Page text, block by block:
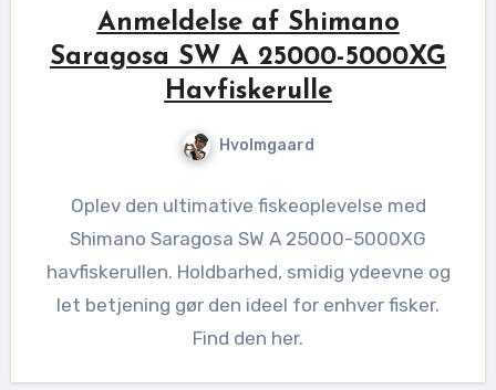
Anmeldelse af Shimano
Saragosa SW A 25000-5000XG
Havfiskerulle
Hvolmgaard
Oplev den ultimative fiskeoplevelse med
Shimano Saragosa SW A 25000-5000XG
havfiskerullen. Holdbarhed, smidig ydeevne og
let betjening gør den ideel for enhver fisker.
Find den her.